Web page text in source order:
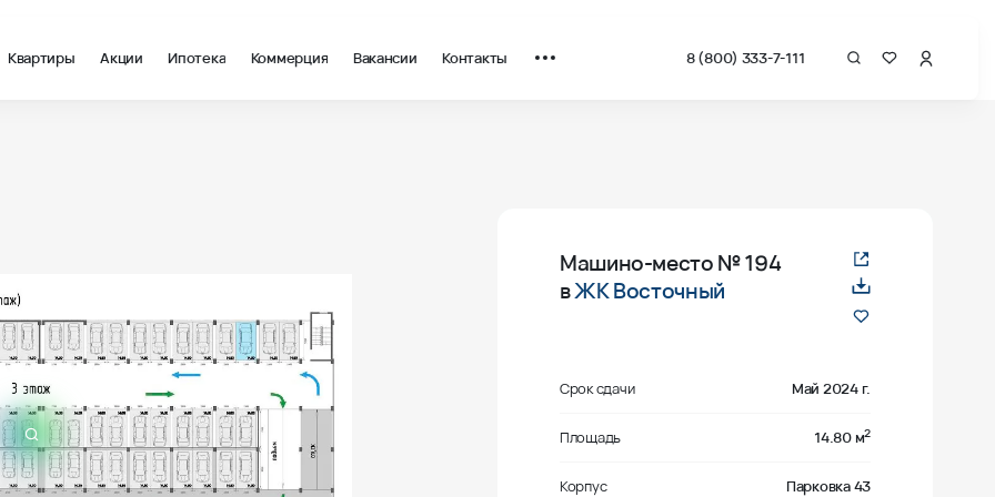
Квартиры Акции Ипотека Коммерция Вакансии Контакты 8 (800) 333-7-111
Машино-место№ 194
вЖК Восточный
Срок сдачи Май 2024 г.
Площадь 14.80 м2
Корпус Парковка 43